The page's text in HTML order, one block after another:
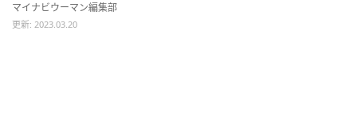
マイナビウーマン編集部
更新: 2023.03.20